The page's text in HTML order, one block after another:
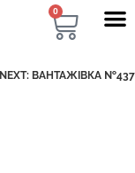
0
NEXT: ВАНТАЖІВКА №437